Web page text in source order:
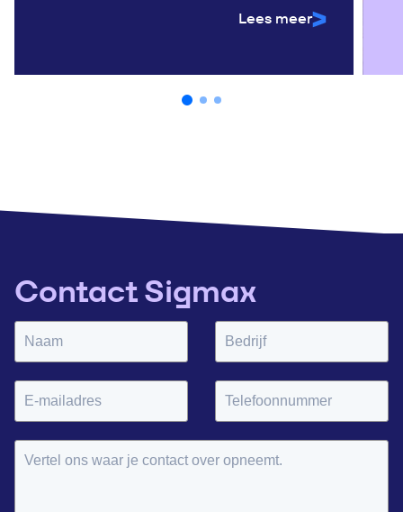
Lees meer
Contact Sigmax